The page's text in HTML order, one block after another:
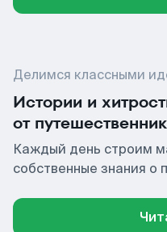
Делимся классными
Истории и
от
Каждый день строим
собственные знания о